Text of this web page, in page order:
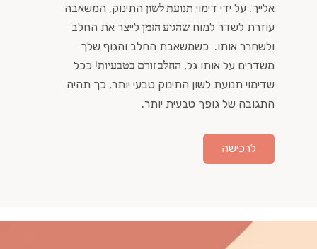
אלייך. על ידי דימוי תנועת לשון התינוק, המשאבה
עוזרת לשדר למוח שהגיע הזמן לייצר את החלב
ולשחרר אותו. כשמשאבת החלב והגוף שלך
משדרים על אותו גל, החלב זורם בטבעיות! ככל
שדימוי תנועת לשון התינוק טבעי יותר, כך תהיה
התגובה של גופך טבעית יותר.
לרכישה